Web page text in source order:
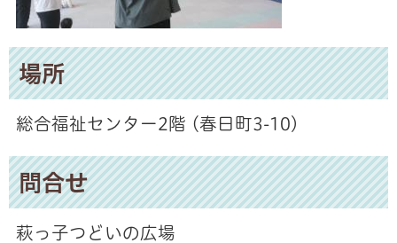
場所
総合福祉センター2階 (春日町3-10)
問合せ
萩っ子つどいの広場